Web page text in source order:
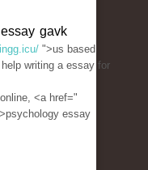
gavk
">us based
writing a essay for
<a href="
essay